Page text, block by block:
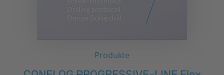
Produkte